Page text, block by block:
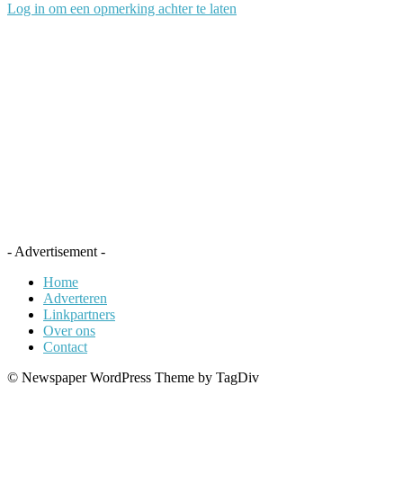
Log in om een opmerking achter te laten
- Advertisement -
Home
Adverteren
Linkpartners
Over ons
Contact
© Newspaper WordPress Theme by TagDiv